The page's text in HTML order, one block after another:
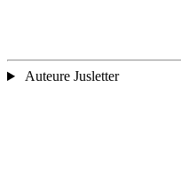
Auteure Jusletter